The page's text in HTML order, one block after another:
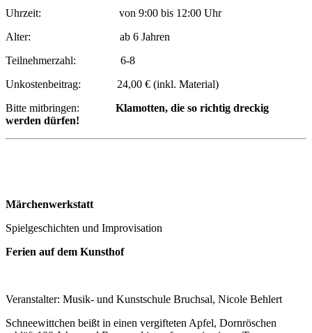
Uhrzeit: von 9:00 bis 12:00 Uhr
Alter: ab 6 Jahren
Teilnehmerzahl: 6-8
Unkostenbeitrag: 24,00 € (inkl. Material)
Bitte mitbringen:
Klamotten, die so richtig dreckig
werden dürfen!
Märchenwerkstatt
Spielgeschichten und Improvisation
Ferien auf dem Kunsthof
Veranstalter: Musik- und Kunstschule Bruchsal, Nicole Behlert
Schneewittchen beißt in einen vergifteten Apfel, Dornröschen